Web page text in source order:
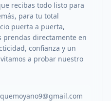
recibas todo listo para
para tu total
puerta a puerta,
directamente en
confianza y un
a probar nuestro